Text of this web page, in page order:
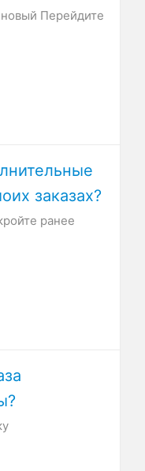
новый Перейдите
заказах?
ранее